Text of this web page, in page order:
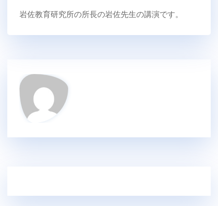
岩佐教育研究所の所長の岩佐先生の講演です。